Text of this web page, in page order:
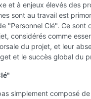
et à enjeux élevés des
sont au travail est
"Personnel Clé". Ce sont
considérés comme
du projet, et leur
et le succès global du
simplement composé